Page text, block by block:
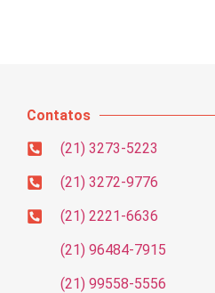
Contatos
(21) 3273-5223
(21) 3272-9776
(21) 2221-6636
(21) 96484-7915
(21) 99558-5556